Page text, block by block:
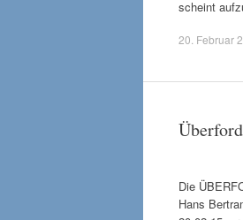
scheint
20. Februar
Die
Hans